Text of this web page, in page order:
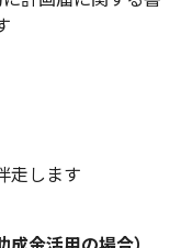
走します